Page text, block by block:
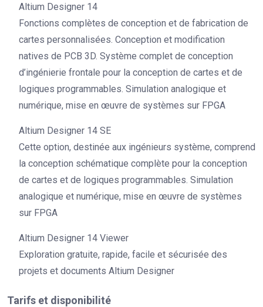
Altium Designer 14
Fonctions complètes de conception et de fabrication de
cartes personnalisées. Conception et modification
natives de PCB 3D. Système complet de conception
d’ingénierie frontale pour la conception de cartes et de
logiques programmables. Simulation analogique et
numérique, mise en œuvre de systèmes sur FPGA
Altium Designer 14 SE
Cette option, destinée aux ingénieurs système, comprend
la conception schématique complète pour la conception
de cartes et de logiques programmables. Simulation
analogique et numérique, mise en œuvre de systèmes
sur FPGA
Altium Designer 14 Viewer
Exploration gratuite, rapide, facile et sécurisée des
projets et documents Altium Designer
Tarifs et disponibilité